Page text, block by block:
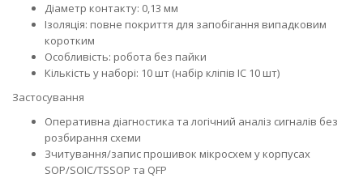
Діаметр контакту: 0,13 мм
Ізоляція: повне покриття для запобігання випадковим
коротким
Особливість: робота без пайки
Кількість у наборі: 10 шт (набір кліпів IC 10 шт)
Застосування
Оперативна діагностика та логічний аналіз сигналів без
розбирання схеми
Зчитування/запис прошивок мікросхем у корпусах
SOP/SOIC/TSSOP та QFP